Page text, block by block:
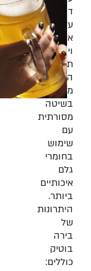
דגש
על
איכות
וייחודיות.
תהליך
הייצור
מתבצע
בשיטה
מסורתית
עם
שימוש
בחומרי
גלם
איכותיים
ביותר.
היתרונות
של
בירה
בוטיק
כוללים: